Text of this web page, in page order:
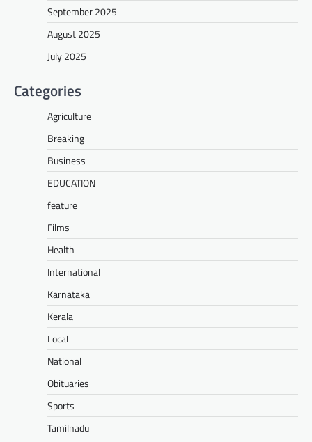
September 2025
August 2025
July 2025
Categories
Agriculture
Breaking
Business
EDUCATION
feature
Films
Health
International
Karnataka
Kerala
Local
National
Obituaries
Sports
Tamilnadu